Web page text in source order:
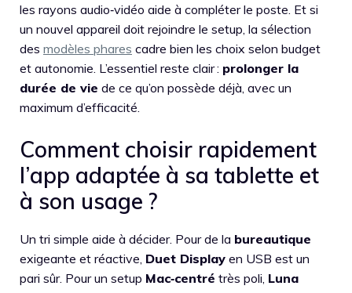
les rayons audio‑vidéo aide à compléter le poste. Et si
un nouvel appareil doit rejoindre le setup, la sélection
des modèles phares cadre bien les choix selon budget
et autonomie. L’essentiel reste clair : prolonger la
durée de vie de ce qu’on possède déjà, avec un
maximum d’efficacité.
Comment choisir rapidement
l’app adaptée à sa tablette et
à son usage ?
Un tri simple aide à décider. Pour de la bureautique
exigeante et réactive, Duet Display en USB est un
pari sûr. Pour un setup Mac‑centré très poli, Luna